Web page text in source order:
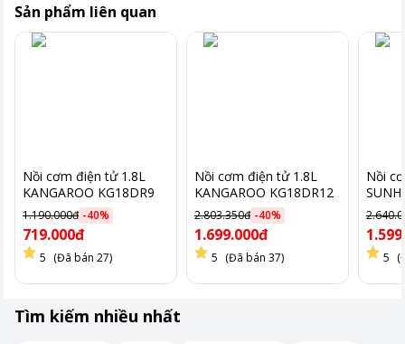
Nút nhấn có giao diện rõ ràng, giúp người dùng dễ dàng thao
Với dung tích 1.8 lít, nồi phù hợp cho gia đình từ 4-6 người, đáp
ứng nhu cầu nấu nướng hàng ngày.
Sản phẩm liên quan
Nồi cơm điện tử 1.8L
KANGAROO KG18DR9
1.190.000đ -40%
719.000đ
5 (Đã bán 27)
Nồi cơm điện tử 1.8L
KANGAROO KG18DR12
2.803.350đ -40%
1.699.000đ
5 (Đã bán 37)
Nồi
5
Tìm kiếm nhiều nhất